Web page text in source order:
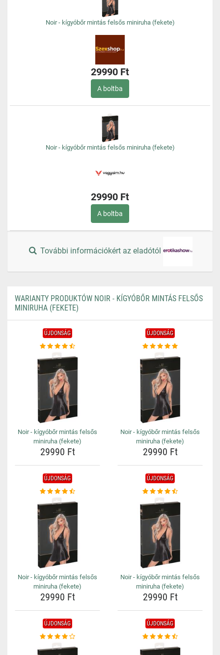
Noir - kígyóbőr mintás felsős miniruha (fekete)
29990 Ft
A boltba
Noir - kígyóbőr mintás felsős miniruha (fekete)
29990 Ft
A boltba
További információkért az eladótól
WARIANTY PRODUKTÓW NOIR - KÍGYÓBŐR MINTÁS FELSŐS
MINIRUHA (FEKETE)
ÚJDONSÁG
Noir - kígyóbőr mintás felsős
miniruha (fekete)
29990 Ft
ÚJDONSÁG
Noir - kígyóbőr mintás felsős
miniruha (fekete)
29990 Ft
ÚJDONSÁG
Noir - kígyóbőr mintás felsős
miniruha (fekete)
29990 Ft
ÚJDONSÁG
Noir - kígyóbőr mintás felsős
miniruha (fekete)
29990 Ft
ÚJDONSÁG ÚJDONSÁG